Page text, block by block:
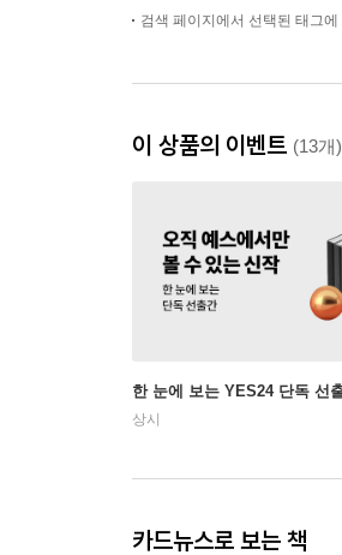
검색 페이지에서 선택된 태그
이 상품의 이벤트 (13개)
한 눈에 보는 YES24 단독 선
상시
카드뉴스로 보는 책